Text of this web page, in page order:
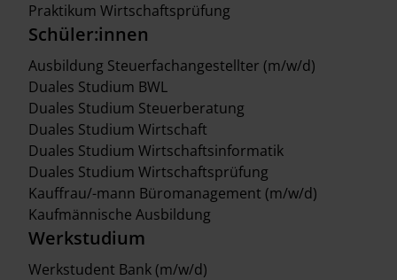
Praktikum Wirtschaftsprüfung
Schüler:innen
Ausbildung Steuerfachangestellter (m/w/d)
Duales Studium BWL
Duales Studium Steuerberatung
Duales Studium Wirtschaft
Duales Studium Wirtschaftsinformatik
Duales Studium Wirtschaftsprüfung
Kauffrau/-mann Büromanagement (m/w/d)
Kaufmännische Ausbildung
Werkstudium
Werkstudent Bank (m/w/d)